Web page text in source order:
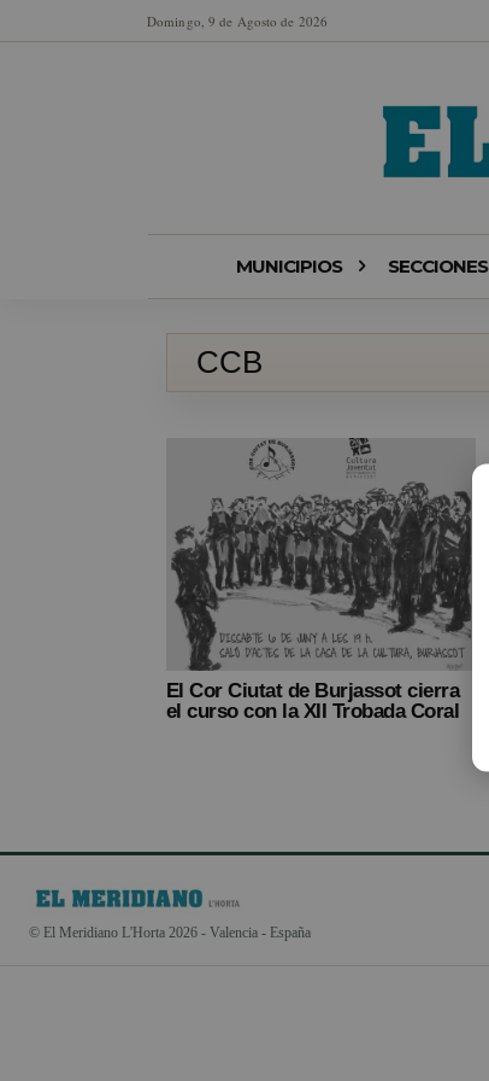
Domingo, 9 de Agosto de 2026
MUNICIPIOS SECCIONES
CCB
El Cor Ciutat de Burjassot cierra
el curso con la XII Trobada Coral
© El Meridiano L'Horta 2026 - Valencia - España